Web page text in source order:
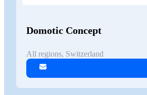
Domotic Concept
All regions, Switzerland